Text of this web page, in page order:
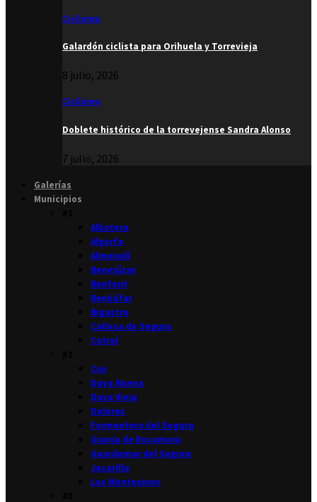
Ciclismo
Galardón ciclista para Orihuela y Torrevieja
8 julio, 2026
Ciclismo
Doblete histórico de la torrevejense Sandra Alonso
7 julio, 2026
Galerías
Municipios
Albatera
Algorfa
Almoradí
Benejúzar
Benferri
Benijófar
Bigastro
Callosa de Segura
Catral
Cox
Daya Nueva
Daya Vieja
Dolores
Formentera del Segura
Granja de Rocamora
Guardamar del Segura
Jacarilla
Los Montesinos